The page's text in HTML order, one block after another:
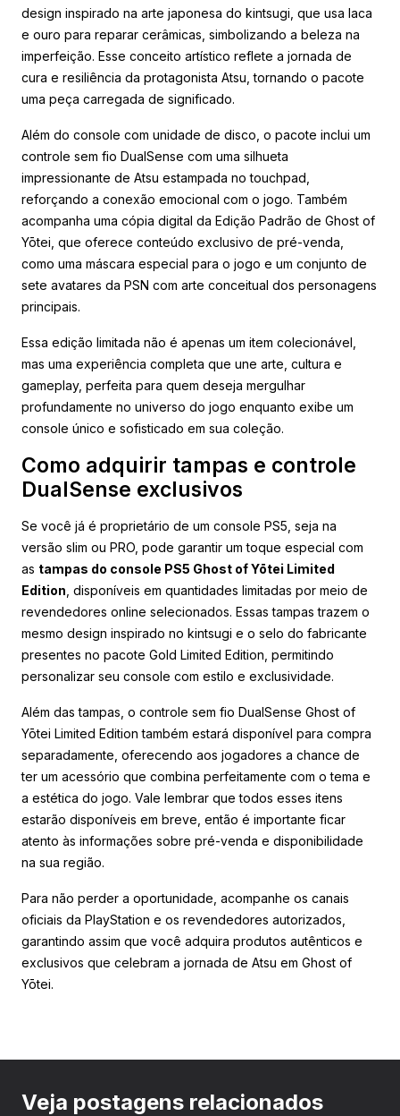
design inspirado na arte japonesa do kintsugi, que usa laca
e ouro para reparar cerâmicas, simbolizando a beleza na
imperfeição. Esse conceito artístico reflete a jornada de
cura e resiliência da protagonista Atsu, tornando o pacote
uma peça carregada de significado.
Além do console com unidade de disco, o pacote inclui um
controle sem fio DualSense com uma silhueta
impressionante de Atsu estampada no touchpad,
reforçando a conexão emocional com o jogo. Também
acompanha uma cópia digital da Edição Padrão de Ghost of
Yōtei, que oferece conteúdo exclusivo de pré-venda,
como uma máscara especial para o jogo e um conjunto de
sete avatares da PSN com arte conceitual dos personagens
principais.
Essa edição limitada não é apenas um item colecionável,
mas uma experiência completa que une arte, cultura e
gameplay, perfeita para quem deseja mergulhar
profundamente no universo do jogo enquanto exibe um
console único e sofisticado em sua coleção.
Como adquirir tampas e controle
DualSense exclusivos
Se você já é proprietário de um console PS5, seja na
versão slim ou PRO, pode garantir um toque especial com
as tampas do console PS5 Ghost of Yōtei Limited
Edition , disponíveis em quantidades limitadas por meio de
revendedores online selecionados. Essas tampas trazem o
mesmo design inspirado no kintsugi e o selo do fabricante
presentes no pacote Gold Limited Edition, permitindo
personalizar seu console com estilo e exclusividade.
Além das tampas, o controle sem fio DualSense Ghost of
Yōtei Limited Edition também estará disponível para compra
separadamente, oferecendo aos jogadores a chance de
ter um acessório que combina perfeitamente com o tema e
a estética do jogo. Vale lembrar que todos esses itens
estarão disponíveis em breve, então é importante ficar
atento às informações sobre pré-venda e disponibilidade
na sua região.
Para não perder a oportunidade, acompanhe os canais
oficiais da PlayStation e os revendedores autorizados,
garantindo assim que você adquira produtos autênticos e
exclusivos que celebram a jornada de Atsu em Ghost of
Yōtei.
Veja postagens relacionados